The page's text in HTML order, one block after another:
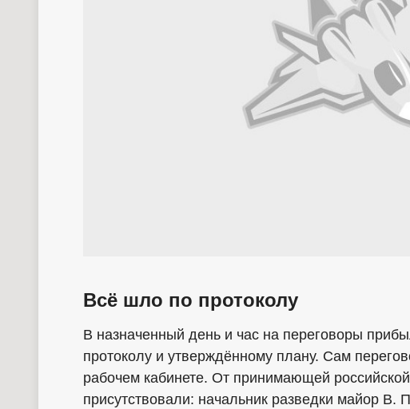
Всё шло по протоколу
В назначенный день и час на переговоры
протоколу и утверждённому плану. Сам
рабочем кабинете. От принимающей
присутствовали: начальник разведки майор В.